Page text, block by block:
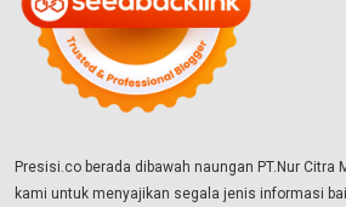
Presisi.co berada dibawah naungan PT.Nur Citra
kami untuk menyajikan segala jenis informasi